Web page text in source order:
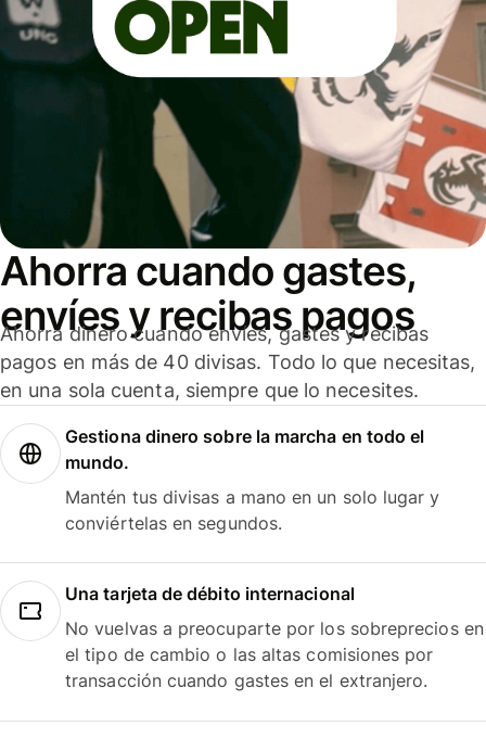
Ahorra cuando gastes,
envíes y recibas pagos
Ahorra dinero cuando envíes, gastes y recibas
pagos en más de 40 divisas. Todo lo que necesitas,
en una sola cuenta, siempre que lo necesites.
Gestiona dinero sobre la marcha en todo el
mundo.
Mantén tus divisas a mano en un solo lugar y
conviértelas en segundos.
Una tarjeta de débito internacional
No vuelvas a preocuparte por los sobreprecios en
el tipo de cambio o las altas comisiones por
transacción cuando gastes en el extranjero.